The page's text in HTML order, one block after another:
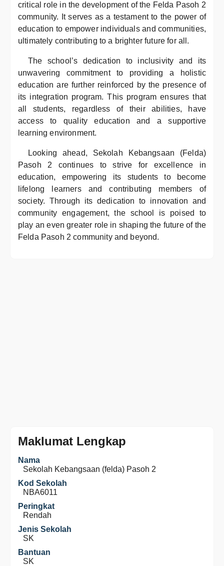
critical role in the development of the Felda Pasoh 2
community. It serves as a testament to the power of
education to empower individuals and communities,
ultimately contributing to a brighter future for all.
The school’s dedication to inclusivity and its
unwavering commitment to providing a holistic
education are further reinforced by the presence of
its integration program. This program ensures that
all students, regardless of their abilities, have
access to quality education and a supportive
learning environment.
Looking ahead, Sekolah Kebangsaan (Felda)
Pasoh 2 continues to strive for excellence in
education, empowering its students to become
lifelong learners and contributing members of
society. Through its dedication to innovation and
community engagement, the school is poised to
play an even greater role in shaping the future of the
Felda Pasoh 2 community and beyond.
Maklumat Lengkap
Nama
Sekolah Kebangsaan (felda) Pasoh 2
Kod Sekolah
NBA6011
Peringkat
Rendah
Jenis Sekolah
SK
Bantuan
SK